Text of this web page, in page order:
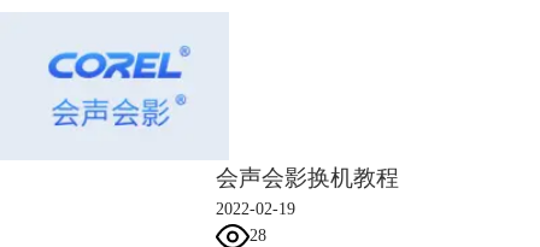
图5：浏览程序安装协议
会声会影换机教程
2022-02-19
28